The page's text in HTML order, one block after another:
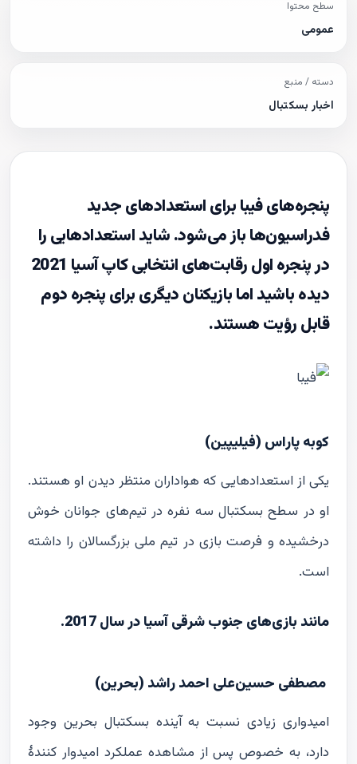
سطح محتوا
عمومی
دسته / منبع
اخبار بسکتبال
پنجره‌های فیبا برای استعدادهای جدید
فدراسیون‌ها باز می‌شود. شاید استعدادهایی را
در پنجره اول رقابت‌های انتخابی کاپ آسیا 2021
دیده باشید اما بازیکنان دیگری برای پنجره دوم
قابل رؤیت هستند.
کوبه پاراس (فیلیپین)
یکی از استعدادهایی که هواداران منتظر دیدن او هستند.
او در سطح بسکتبال سه نفره در تیم‌های جوانان خوش
درخشیده و فرصت بازی در تیم ملی بزرگسالان را داشته
است.
مانند بازی‌های جنوب شرقی آسیا در سال 2017.
مصطفی حسین‌علی‌ احمد راشد (بحرین)
امیدواری زیادی نسبت به آینده بسکتبال بحرین وجود
دارد، به خصوص پس از مشاهده عملکرد امیدوار کنندۀ